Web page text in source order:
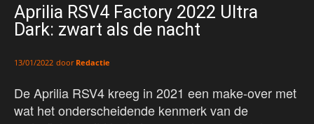
Aprilia RSV4 Factory 2022 Ultra
Dark: zwart als de nacht
13/01/2022 door Redactie
De Aprilia RSV4 kreeg in 2021 een make-over met
wat het onderscheidende kenmerk van de